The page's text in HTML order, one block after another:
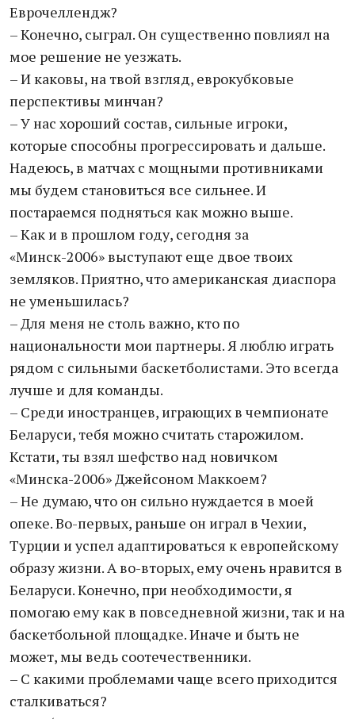
Еврочеллендж?
– Конечно, сыграл. Он существенно повлиял на
мое решение не уезжать.
– И каковы, на твой взгляд, еврокубковые
перспективы минчан?
– У нас хороший состав, сильные игроки,
которые способны прогрессировать и дальше.
Надеюсь, в матчах с мощными противниками
мы будем становиться все сильнее. И
постараемся подняться как можно выше.
– Как и в прошлом году, сегодня за
«Минск-2006» выступают еще двое твоих
земляков. Приятно, что американская диаспора
не уменьшилась?
– Для меня не столь важно, кто по
национальности мои партнеры. Я люблю играть
рядом с сильными баскетболистами. Это всегда
лучше и для команды.
– Среди иностранцев, играющих в чемпионате
Беларуси, тебя можно считать старожилом.
Кстати, ты взял шефство над новичком
«Минска-2006» Джейсоном Маккоем?
– Не думаю, что он сильно нуждается в моей
опеке. Во-первых, раньше он играл в Чехии,
Турции и успел адаптироваться к европейскому
образу жизни. А во-вторых, ему очень нравится в
Беларуси. Конечно, при необходимости, я
помогаю ему как в повседневной жизни, так и на
баскетбольной площадке. Иначе и быть не
может, мы ведь соотечественники.
– С какими проблемами чаще всего приходится
сталкиваться?